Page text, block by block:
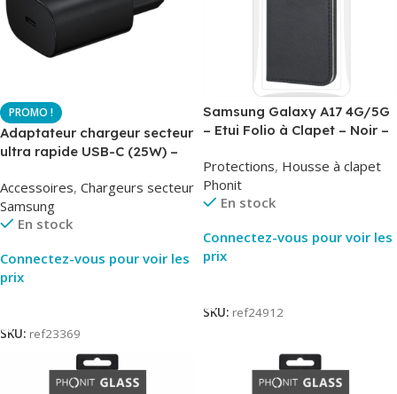
Adaptateur chargeur secteur
ultra rapide USB-C (25W) –
TA800
Accessoires, Chargeurs secteur
Samsung
En stock
Connectez-vous pour voir les
prix
SKU: ref23369
Samsung Galaxy A17 4G/5G
– Etui Folio à Clapet – Noir –
Protections, Housse à clapet
Phonit
En stock
Connectez-vous pour voir les
prix
SKU: ref24912